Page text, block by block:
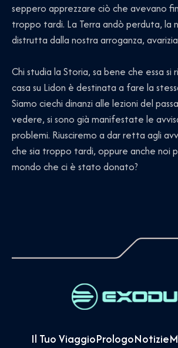
seppero apprezzare ciò che avevano
troppo tardi. La Terra andò perduta, la
distrutta dalla nostra arroganza,
Chi studia la Storia, sa bene che essa si
casa su Lidon è destinata a fare la
Siamo ciechi dinanzi alle lezioni del
vedere, si sono già manifestate le
problemi. Riusciremo a dar retta agli
che sia troppo tardi, oppure anche noi
mondo che ci è stato donato?
Il Tuo ViaggioPrologoNotizie